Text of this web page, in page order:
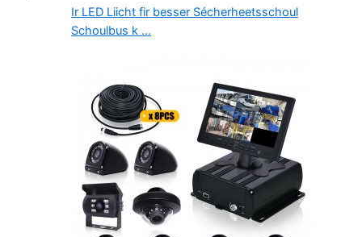
Ir LED Liicht fir besser Sécherheetsschoul
Schoulbus k ...